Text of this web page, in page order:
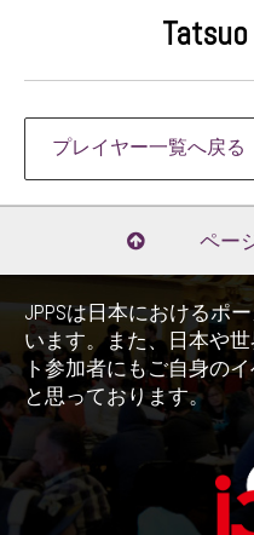
プレイヤー一覧へ戻る
ペー
JPPSは日本におけるポ
います。また、日本や
ト参加者にもご自身の
と思っております。